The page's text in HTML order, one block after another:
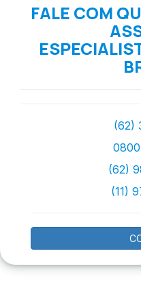
FALE COM
(62)
(62)
(11)